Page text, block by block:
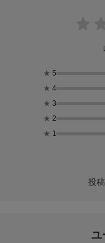
★ 5
★ 4
★ 3
★ 2
★ 1
投
ユ